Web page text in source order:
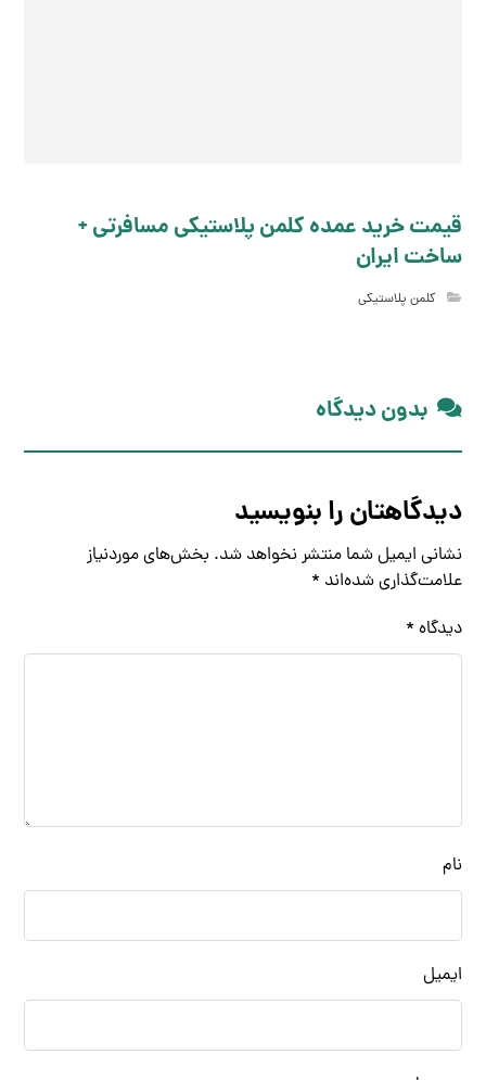
قیمت خرید عمده کلمن پلاستیکی مسافرتی +
ساخت ایران
کلمن پلاستیکی
بدون دیدگاه
دیدگاهتان را بنویسید
نشانی ایمیل شما منتشر نخواهد شد. بخش‌های موردنیاز
علامت‌گذاری شده‌اند *
دیدگاه *
نام
ایمیل